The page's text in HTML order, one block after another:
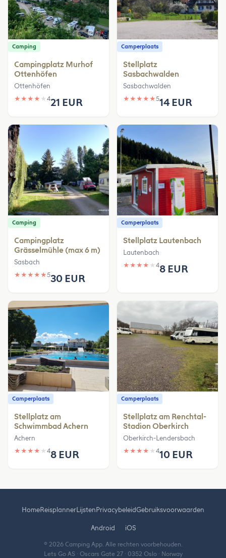
Camping
Campingplatz Murhof
Ottenhöfen
Ottenhöfen
★ ★ ★ ★ ★ 421 EUR
Camperplaats
Stellplatz
Sasbachwalden
Sasbachwalden
★ ★ ★ ★ ★514 EUR
Camping
Campingplatz
Grässelmühle (max 6 m)
Sasbach
★ ★ ★ ★ ★530 EUR
Camperplaats
Stellplatz Lautenbach
Lautenbach
★ ★ ★ ★ ★ 48 EUR
Camperplaats
Stellplatz am
Schwimmbad Achern
Achern
★ ★ ★ ★ ★ 48 EUR
Camperplaats
Stellplatz am Renchtal-
Stadion Oberkirch
Oberkirch-Lendersbach
★ ★ ★ ★ ★ 410 EUR
HomeReisplannerLijstenPrivacybeleidGebruiksvoorwaarden
Android iOS
© 2026 Camping App. Alle rechten voorbehouden.
Lets Go AS · Oscars Gate 27 · 0352 Oslo · Norway